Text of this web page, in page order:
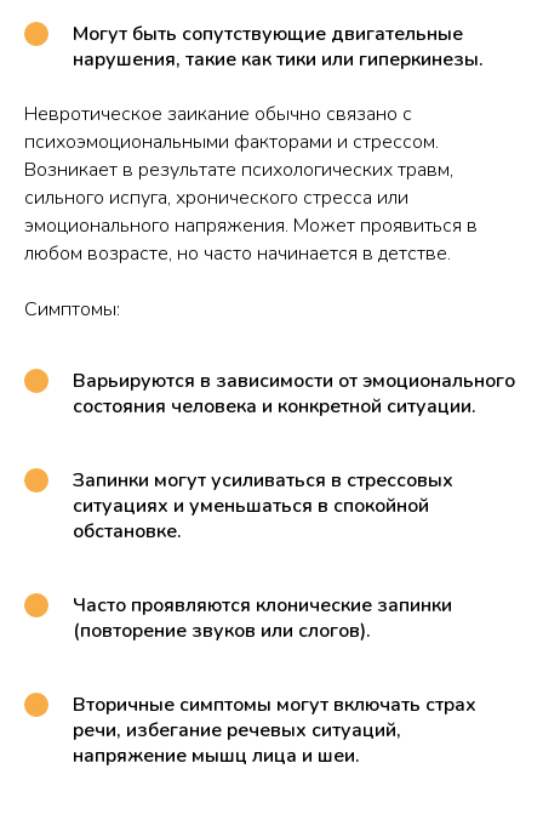
Могут быть сопутствующие двигательные
нарушения, такие как тики или гиперкинезы.
Невротическое заикание обычно связано с
психоэмоциональными факторами и стрессом.
Возникает в результате психологических травм,
сильного испуга, хронического стресса или
эмоционального напряжения. Может проявиться в
любом возрасте, но часто начинается в детстве.
Симптомы:
Варьируются в зависимости от эмоционального
состояния человека и конкретной ситуации.
Запинки могут усиливаться в стрессовых
ситуациях и уменьшаться в спокойной
обстановке.
Часто проявляются клонические запинки
(повторение звуков или слогов).
Вторичные симптомы могут включать страх
речи, избегание речевых ситуаций,
напряжение мышц лица и шеи.